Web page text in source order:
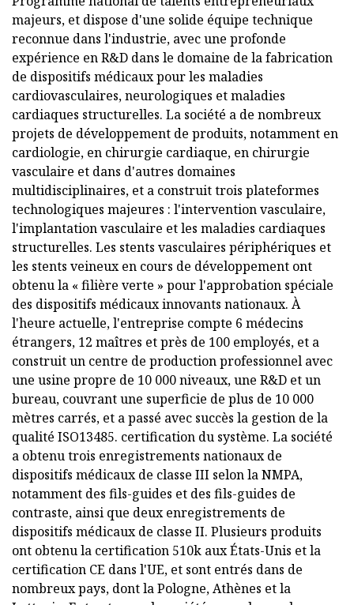
majeurs, et dispose d'une solide équipe technique
reconnue dans l'industrie, avec une profonde
expérience en R&D dans le domaine de la fabrication
de dispositifs médicaux pour les maladies
cardiovasculaires, neurologiques et maladies
cardiaques structurelles. La société a de nombreux
projets de développement de produits, notamment en
cardiologie, en chirurgie cardiaque, en chirurgie
vasculaire et dans d'autres domaines
multidisciplinaires, et a construit trois plateformes
technologiques majeures : l'intervention vasculaire,
l'implantation vasculaire et les maladies cardiaques
structurelles. Les stents vasculaires périphériques et
les stents veineux en cours de développement ont
obtenu la « filière verte » pour l'approbation spéciale
des dispositifs médicaux innovants nationaux. À
l'heure actuelle, l'entreprise compte 6 médecins
étrangers, 12 maîtres et près de 100 employés, et a
construit un centre de production professionnel avec
une usine propre de 10 000 niveaux, une R&D et un
bureau, couvrant une superficie de plus de 10 000
mètres carrés, et a passé avec succès la gestion de la
qualité ISO13485. certification du système. La société
a obtenu trois enregistrements nationaux de
dispositifs médicaux de classe III selon la NMPA,
notamment des fils-guides et des fils-guides de
contraste, ainsi que deux enregistrements de
dispositifs médicaux de classe II. Plusieurs produits
ont obtenu la certification 510k aux États-Unis et la
certification CE dans l'UE, et sont entrés dans de
nombreux pays, dont la Pologne, Athènes et la